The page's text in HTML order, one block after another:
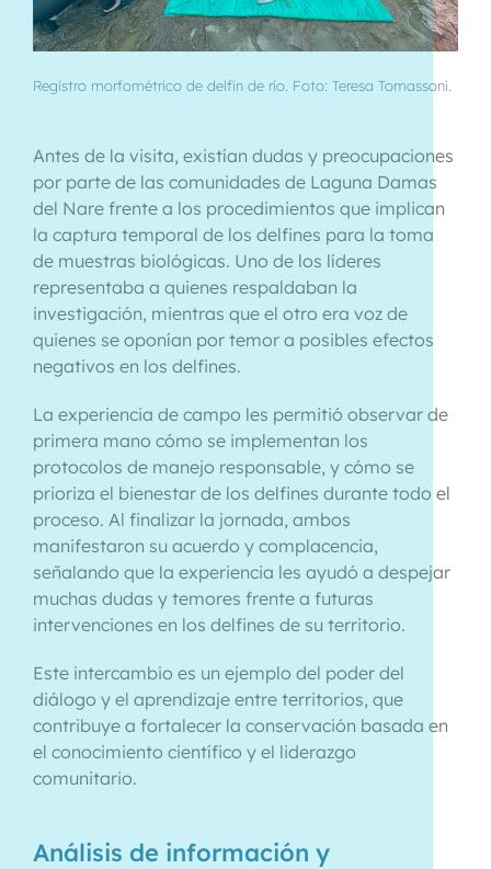
Registro morfométrico de delfín de río. Foto: Teresa Tomassoni.
Antes de la visita, existían dudas y preocupaciones
por parte de las comunidades de Laguna Damas
del Nare frente a los procedimientos que implican
la captura temporal de los delfines para la toma
de muestras biológicas. Uno de los líderes
representaba a quienes respaldaban la
investigación, mientras que el otro era voz de
quienes se oponían por temor a posibles efectos
negativos en los delfines.
La experiencia de campo les permitió observar de
primera mano cómo se implementan los
protocolos de manejo responsable, y cómo se
prioriza el bienestar de los delfines durante todo el
proceso. Al finalizar la jornada, ambos
manifestaron su acuerdo y complacencia,
señalando que la experiencia les ayudó a despejar
muchas dudas y temores frente a futuras
intervenciones en los delfines de su territorio.
Este intercambio es un ejemplo del poder del
diálogo y el aprendizaje entre territorios, que
contribuye a fortalecer la conservación basada en
el conocimiento científico y el liderazgo
comunitario.
Análisis de información y